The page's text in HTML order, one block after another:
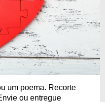
um poema. Recorte
ou entregue